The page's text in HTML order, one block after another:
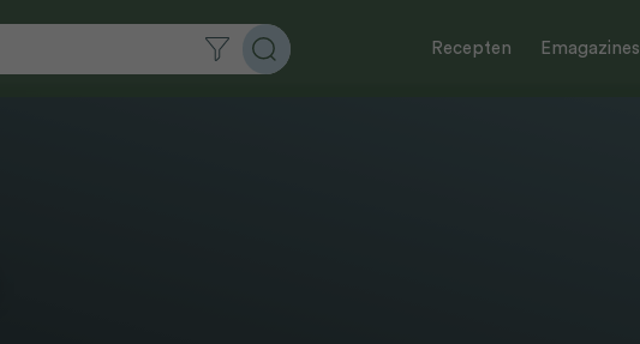
Recepten Emagazines